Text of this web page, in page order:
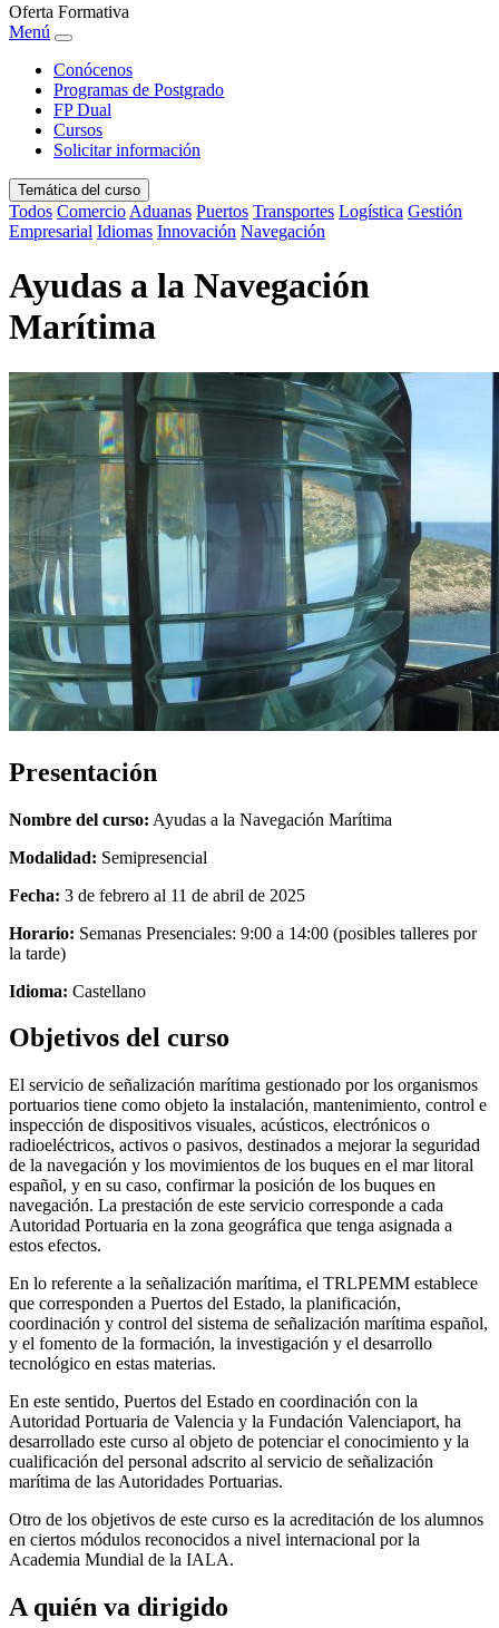
Oferta Formativa
Menú
Conócenos
Programas de Postgrado
FP Dual
Cursos
Solicitar información
Temática del curso
Todos Comercio Aduanas Puertos Transportes Logística Gestión
Empresarial Idiomas Innovación Navegación
Ayudas a la Navegación
Marítima
Presentación
Nombre del curso: Ayudas a la Navegación Marítima
Modalidad: Semipresencial
Fecha: 3 de febrero al 11 de abril de 2025
Horario: Semanas Presenciales: 9:00 a 14:00 (posibles talleres por
la tarde)
Idioma: Castellano
Objetivos del curso
El servicio de señalización marítima gestionado por los organismos
portuarios tiene como objeto la instalación, mantenimiento, control e
inspección de dispositivos visuales, acústicos, electrónicos o
radioeléctricos, activos o pasivos, destinados a mejorar la seguridad
de la navegación y los movimientos de los buques en el mar litoral
español, y en su caso, confirmar la posición de los buques en
navegación. La prestación de este servicio corresponde a cada
Autoridad Portuaria en la zona geográfica que tenga asignada a
estos efectos.
En lo referente a la señalización marítima, el TRLPEMM establece
que corresponden a Puertos del Estado, la planificación,
coordinación y control del sistema de señalización marítima español,
y el fomento de la formación, la investigación y el desarrollo
tecnológico en estas materias.
En este sentido, Puertos del Estado en coordinación con la
Autoridad Portuaria de Valencia y la Fundación Valenciaport, ha
desarrollado este curso al objeto de potenciar el conocimiento y la
cualificación del personal adscrito al servicio de señalización
marítima de las Autoridades Portuarias.
Otro de los objetivos de este curso es la acreditación de los alumnos
en ciertos módulos reconocidos a nivel internacional por la
Academia Mundial de la IALA.
A quién va dirigido